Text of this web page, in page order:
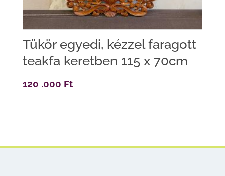
Tükör egyedi, kézzel faragott
teakfa keretben 115 x 70cm
120 .000 Ft